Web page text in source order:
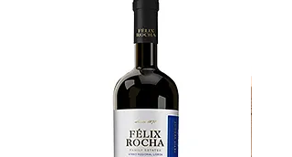
esvaziar. Medidas: L 91 x A 43 x
P 192 mm Peso: 140g